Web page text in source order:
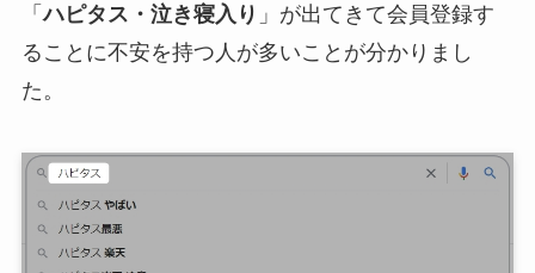
「ハピタス・泣き寝入り 」が出てきて会員登録す
ることに不安を持つ人が多いことが分かりまし
た。